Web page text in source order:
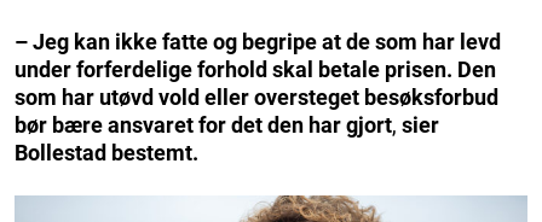
– Jeg kan ikke fatte og begripe at de som har levd
under forferdelige forhold skal betale prisen. Den
som har utøvd vold eller oversteget besøksforbud
bør bære ansvaret for det den har gjort, sier
Bollestad bestemt.